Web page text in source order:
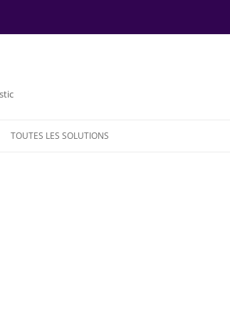
TOUTES LES SOLUTIONS